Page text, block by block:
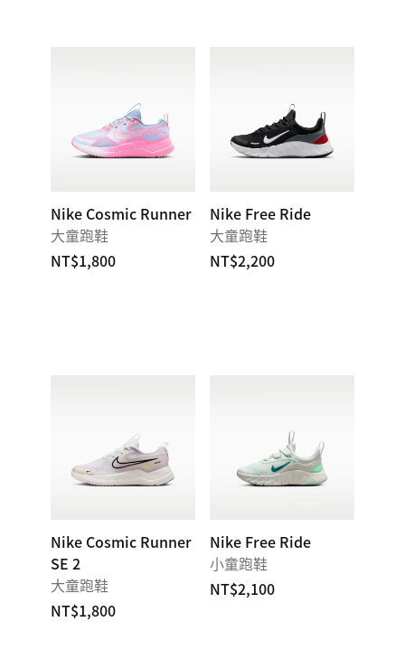
Nike Cosmic Runner
大童跑鞋
NT$1,800
Nike Free Ride
大童跑鞋
NT$2,200
Nike Cosmic Runner
SE 2
大童跑鞋
NT$1,800
Nike Free Ride
小童跑鞋
NT$2,100